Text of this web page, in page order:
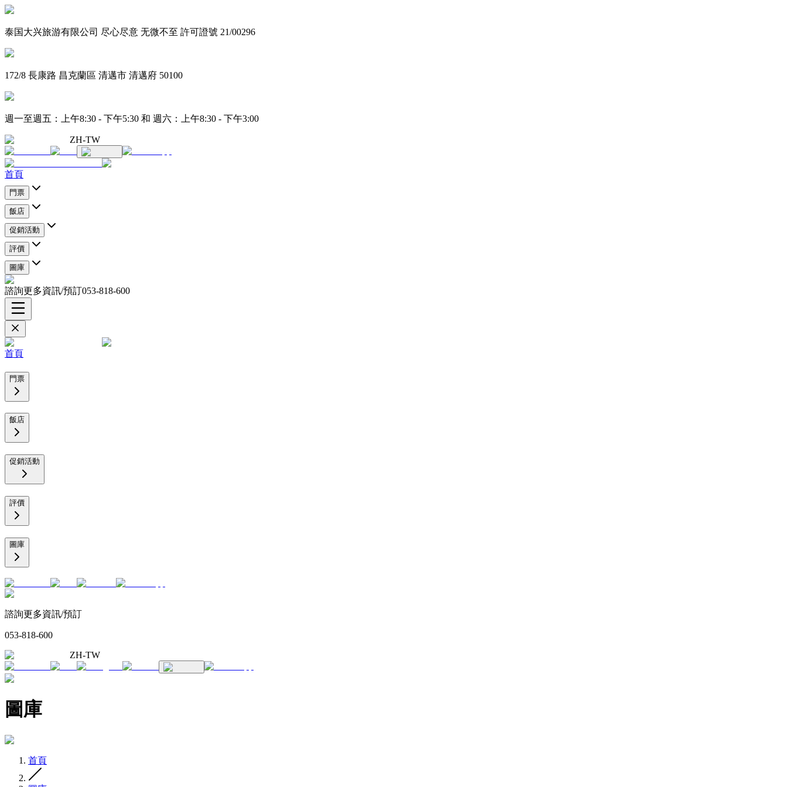
泰国大兴旅游有限公司 尽心尽意 无微不至 許可證號 21/00296
172/8 長康路 昌克蘭區 清邁市 清邁府 50100
週一至週五：上午8:30 - 下午5:30 和 週六：上午8:30 - 下午3:00
ZH-TW
首頁
門票
飯店
促銷活動
評價
圖庫
諮詢更多資訊/預訂053-818-600
首頁
門票
飯店
促銷活動
評價
圖庫
諮詢更多資訊/預訂
053-818-600
ZH-TW
圖庫
首頁